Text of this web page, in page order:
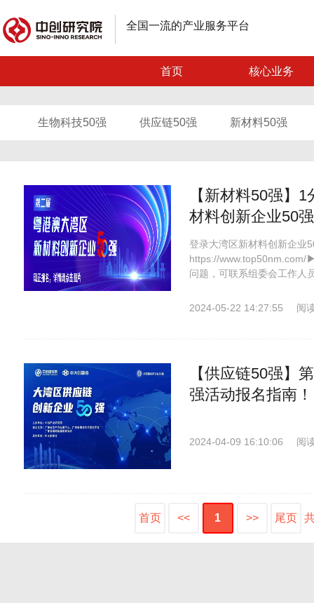
全国一流的产业服务平台
首页 核心业务
生物科技50强 供应链50强 新材料50强
【新材料50强】
材料创新企业50强
登录大湾区新材料创新企业
https://www.top50nm.com/
问题，可联系组委会工作人
2024-05-22 14:27:55 阅
【供应链50强】
强活动报名指南！
2024-04-09 16:10:06 阅
首页 << 1 >> 尾页